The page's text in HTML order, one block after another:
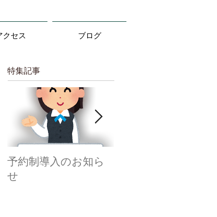
クセス ブログ
特集記事
予約制導入のお知ら
せ